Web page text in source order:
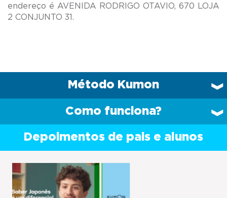
endereço é AVENIDA RODRIGO OTAVIO, 670 LOJA
Método Kumon
Como funciona?
Depoimentos de pais e alunos